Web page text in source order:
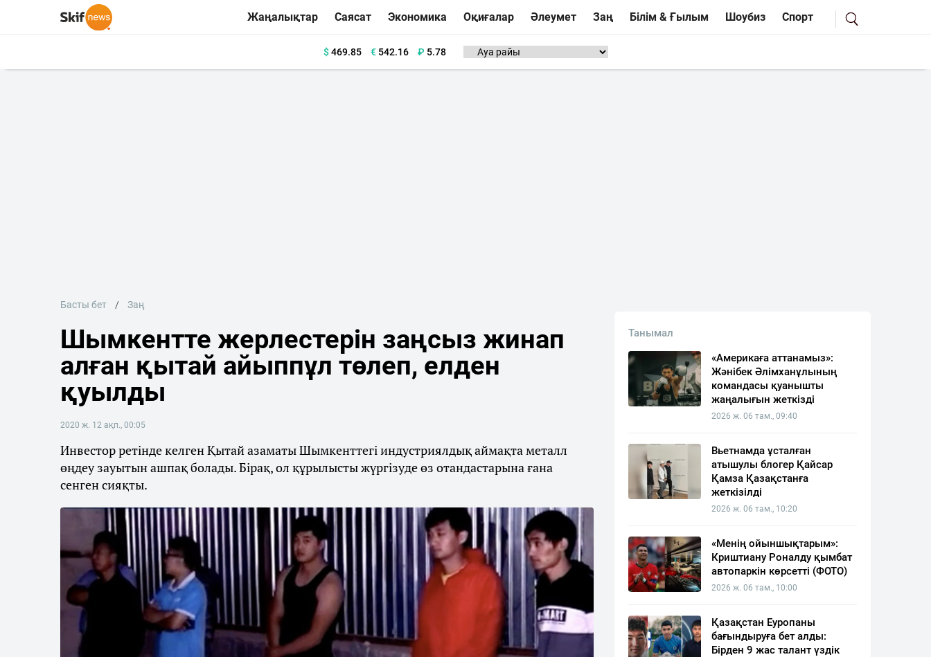
Жаңалықтар Саясат Экономика Оқиғалар Әлеумет Заң Білім & Ғылым Шоубиз Спорт
$469.85 €542.16 ₽ 5.78
Басты бет Заң
Шымкентте жерлестерін заңсыз жинап
алған қытай айыппұл төлеп, елден
қуылды
2020 ж. 12 ақп., 00:05
Инвестор ретінде келген Қытай азаматы Шымкенттегі индустриялдық аймақта металл
өңдеу зауытын ашпақ болады. Бірақ, ол құрылысты жүргізуде өз отандастарына ғана
сенген сияқты.
Танымал
«Америкаға аттанамыз»:
Жәнібек Әлімханұлының
командасы қуанышты
жаңалығын жеткізді
2026 ж. 06 там., 09:40
Вьетнамда ұсталған
атышулы блогер Қайсар
Қамза Қазақстанға
жеткізілді
2026 ж. 06 там., 10:20
«Менің ойыншықтарым»:
Криштиану Роналду қымбат
автопаркін көрсетті (ФОТО)
2026 ж. 06 там., 10:00
Қазақстан Еуропаны
бағындыруға бет алды:
Бірден 9 жас талант үздік